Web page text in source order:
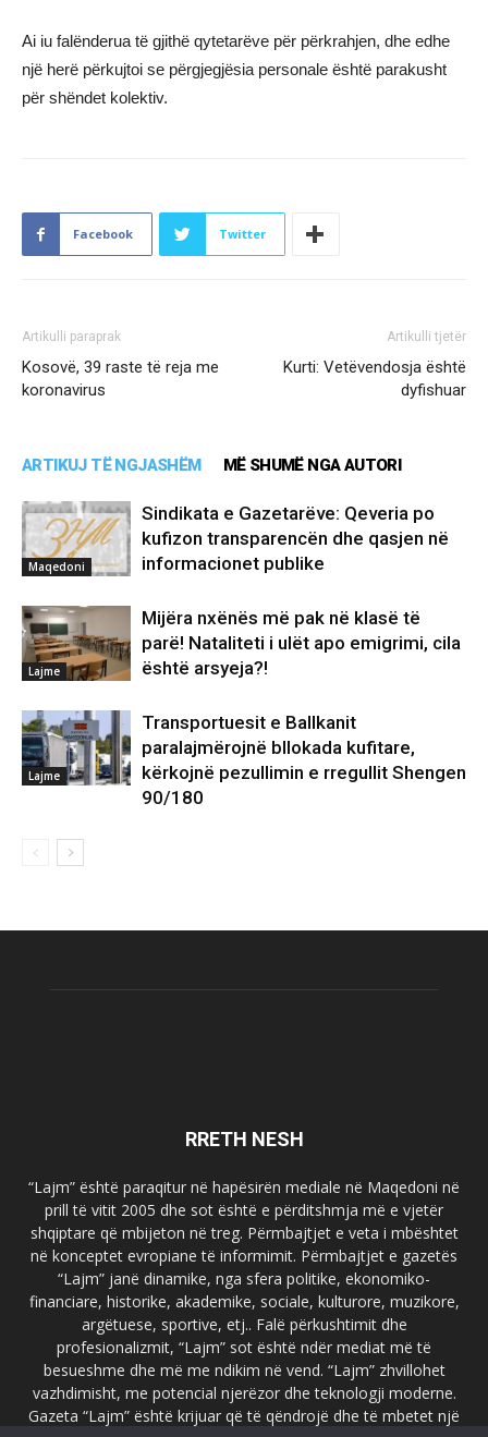
Ai iu falënderua të gjithë qytetarëve për përkrahjen, dhe edhe
një herë përkujtoi se përgjegjësia personale është parakusht
për shëndet kolektiv.
Facebook Twitter
Artikulli paraprak
Kosovë, 39 raste të reja me
koronavirus
Artikulli tjetër
Kurti: Vetëvendosja është
dyfishuar
ARTIKUJ TË NGJASHËM MË SHUMË NGA AUTORI
Maqedoni
Sindikata e Gazetarëve: Qeveria po
kufizon transparencën dhe qasjen në
informacionet publike
Lajme
Mijëra nxënës më pak në klasë të
parë! Nataliteti i ulët apo emigrimi, cila
është arsyeja?!
Lajme
Transportuesit e Ballkanit
paralajmërojnë bllokada kufitare,
kërkojnë pezullimin e rregullit Shengen
90/180
RRETH NESH
“Lajm” është paraqitur në hapësirën mediale në Maqedoni në
prill të vitit 2005 dhe sot është e përditshmja më e vjetër
shqiptare që mbijeton në treg. Përmbajtjet e veta i mbështet
në konceptet evropiane të informimit. Përmbajtjet e gazetës
“Lajm” janë dinamike, nga sfera politike, ekonomiko-
financiare, historike, akademike, sociale, kulturore, muzikore,
argëtuese, sportive, etj.. Falë përkushtimit dhe
profesionalizmit, “Lajm” sot është ndër mediat më të
besueshme dhe më me ndikim në vend. “Lajm” zhvillohet
vazhdimisht, me potencial njerëzor dhe teknologji moderne.
Gazeta “Lajm” është krijuar që të qëndrojë dhe të mbetet një